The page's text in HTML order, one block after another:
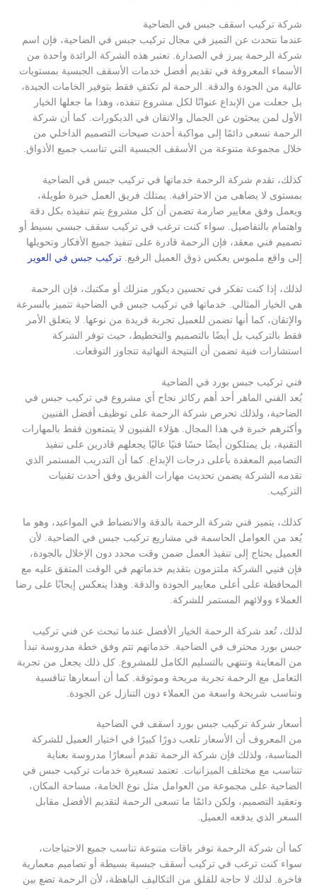
شركة تركيب اسقف جبس في الضاحية
عندما نتحدث عن التميز في مجال تركيب جبس في الضاحية، فإن اسم
شركة الرحمة يبرز في الصدارة. تعتبر هذه الشركة الرائدة واحدة من
الأسماء المعروفة في تقديم أفضل خدمات الأسقف الجبسية بمستويات
عالية من الجودة والدقة. الرحمة لم تكتفِ فقط بتوفير الخامات الجيدة،
بل جعلت من الإبداع عنوانًا لكل مشروع تنفذه، وهذا ما جعلها الخيار
الأول لمن يبحثون عن الجمال والاتقان في الديكورات. كما أن شركة
الرحمة تسعى دائمًا إلى مواكبة أحدث صيحات التصميم الداخلي من
خلال مجموعة متنوعة من الأسقف الجبسية التي تناسب جميع الأذواق.
كذلك، تقدم شركة الرحمة خدماتها في تركيب جبس في الضاحية
بمستوى لا يضاهى من الاحترافية. يمتلك فريق العمل خبرة طويلة،
ويعمل وفق معايير صارمة تضمن أن كل مشروع يتم تنفيذه بكل دقة
واهتمام بالتفاصيل. سواء كنت ترغب في تركيب سقف جبسي بسيط أو
تصميم فني معقد، فإن الرحمة قادرة على تنفيذ جميع الأفكار وتحويلها
إلى واقع ملموس يعكس ذوق العميل الرفيع.تركيب جبس في العوير
لذلك، إذا كنت تفكر في تحسين ديكور منزلك أو مكتبك، فإن الرحمة
هي الخيار المثالي. خدماتها في تركيب جبس في الضاحية تتميز بالسرعة
والإتقان، كما أنها تضمن للعميل تجربة فريدة من نوعها. لا يتعلق الأمر
فقط بالتركيب بل أيضًا بالتصميم والتخطيط، حيث توفر الشركة
استشارات فنية تضمن أن النتيجة النهائية تتجاوز التوقعات.
فني تركيب جبس بورد في الضاحية
يُعد الفني الماهر أحد أهم ركائز نجاح أي مشروع في تركيب جبس في
الضاحية، ولذلك تحرص شركة الرحمة على توظيف أفضل الفنيين
وأكثرهم خبرة في هذا المجال. هؤلاء الفنيون لا يتمتعون فقط بالمهارات
التقنية، بل يمتلكون أيضًا حسًا فنيًا عاليًا يجعلهم قادرين على تنفيذ
التصاميم المعقدة بأعلى درجات الإبداع. كما أن التدريب المستمر الذي
تقدمه الشركة يضمن تحديث مهارات الفريق وفق أحدث تقنيات
التركيب.
كذلك، يتميز فني شركة الرحمة بالدقة والانضباط في المواعيد، وهو ما
يُعد من العوامل الحاسمة في مشاريع تركيب جبس في الضاحية. لأن
العميل يحتاج إلى تنفيذ العمل ضمن وقت محدد دون الإخلال بالجودة،
فإن فنيي الشركة ملتزمون بتقديم خدماتهم في الوقت المتفق عليه مع
المحافظة على أعلى معايير الجودة والدقة. وهذا ينعكس إيجابًا على رضا
العملاء وولائهم المستمر للشركة.
لذلك، تُعد شركة الرحمة الخيار الأفضل عندما تبحث عن فني تركيب
جبس بورد محترف في الضاحية. خدماتهم تتم وفق خطة مدروسة تبدأ
من المعاينة وتنتهي بالتسليم الكامل للمشروع. كل ذلك يجعل من تجربة
التعامل مع الرحمة تجربة مريحة وموثوقة. كما أن أسعارها تنافسية
وتناسب شريحة واسعة من العملاء دون التنازل عن الجودة.
أسعار شركة تركيب جبس بورد اسقف في الضاحية
من المعروف أن الأسعار تلعب دورًا كبيرًا في اختيار العميل للشركة
المناسبة، ولذلك فإن شركة الرحمة تقدم أسعارًا مدروسة بعناية
تتناسب مع مختلف الميزانيات. تعتمد تسعيرة خدمات تركيب جبس في
الضاحية على مجموعة من العوامل مثل نوع الخامة، مساحة المكان،
وتعقيد التصميم، ولكن دائمًا ما تسعى الرحمة لتقديم الأفضل مقابل
السعر الذي يدفعه العميل.
كما أن شركة الرحمة توفر باقات متنوعة تناسب جميع الاحتياجات،
سواء كنت ترغب في تركيب أسقف جبسية بسيطة أو تصاميم معمارية
فاخرة. لذلك لا حاجة للقلق من التكاليف الباهظة، لأن الرحمة تضع بين